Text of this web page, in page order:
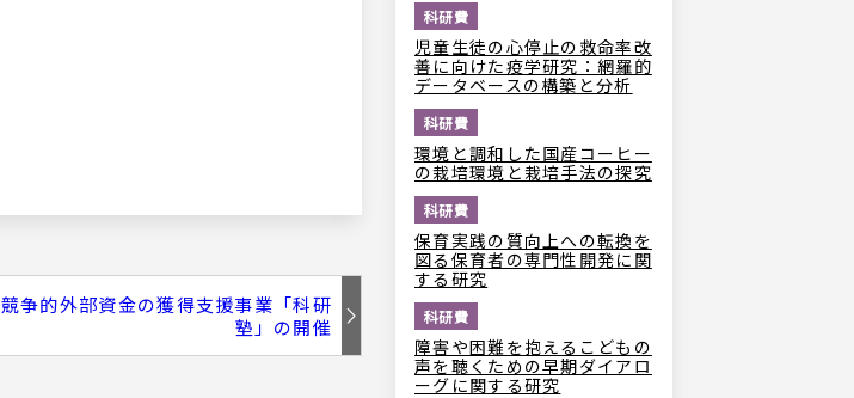
競争的外部資金の獲得支援事業「科研
塾」の開催
科研費
児童生徒の心停止の救命率改
善に向けた疫学研究：網羅的
データベースの構築と分析
科研費
環境と調和した国産コーヒー
の栽培環境と栽培手法の探究
科研費
保育実践の質向上への転換を
図る保育者の専門性開発に関
する研究
科研費
障害や困難を抱えるこどもの
声を聴くための早期ダイアロ
ーグに関する研究